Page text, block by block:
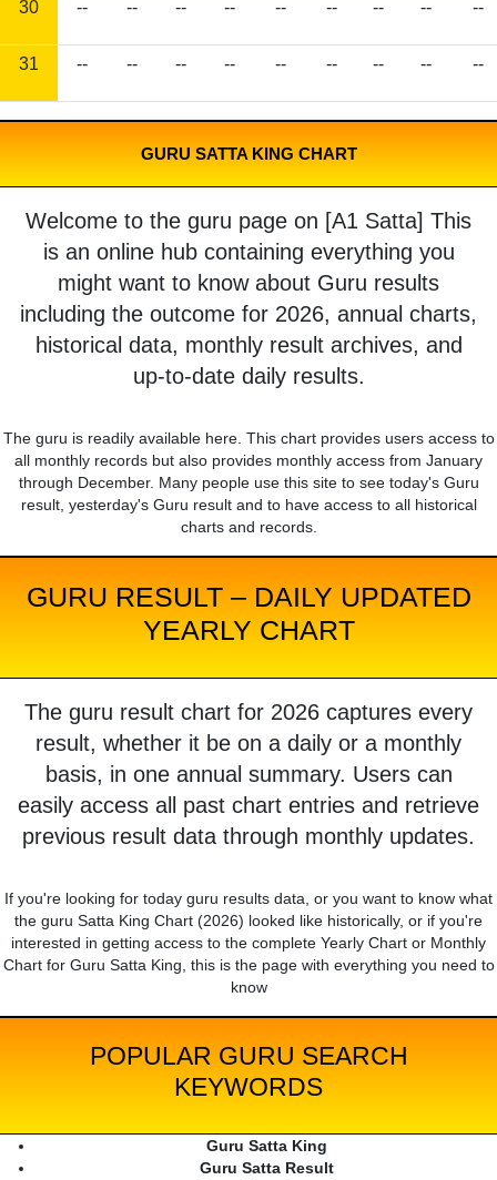
30 -- -- -- -- -- -- -- -- --
31 -- -- -- -- -- -- -- -- --
GURU SATTA KING CHART
Welcome to the guru page on [A1 Satta] This
is an online hub containing everything you
might want to know about Guru results
including the outcome for 2026, annual charts,
historical data, monthly result archives, and
up-to-date daily results.
The guru is readily available here. This chart provides users access to
all monthly records but also provides monthly access from January
through December. Many people use this site to see today's Guru
result, yesterday's Guru result and to have access to all historical
charts and records.
GURU RESULT – DAILY UPDATED
YEARLY CHART
The guru result chart for 2026 captures every
result, whether it be on a daily or a monthly
basis, in one annual summary. Users can
easily access all past chart entries and retrieve
previous result data through monthly updates.
If you're looking for today guru results data, or you want to know what
the guru Satta King Chart (2026) looked like historically, or if you're
interested in getting access to the complete Yearly Chart or Monthly
Chart for Guru Satta King, this is the page with everything you need to
know
POPULAR GURU SEARCH
KEYWORDS
Guru Satta King
Guru Satta Result